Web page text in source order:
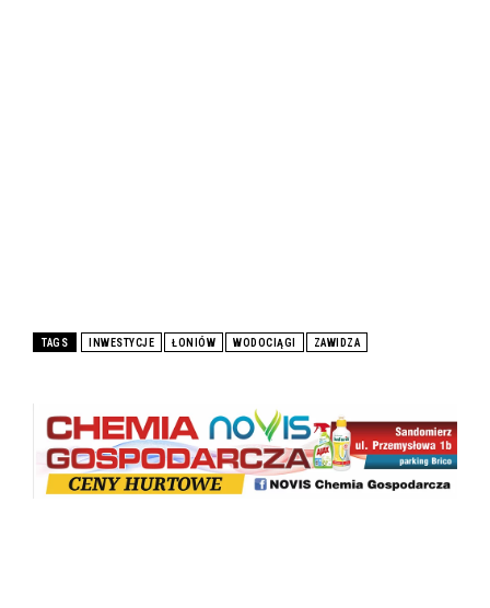
TAGS INWESTYCJE ŁONIÓW WODOCIĄGI ZAWIDZA